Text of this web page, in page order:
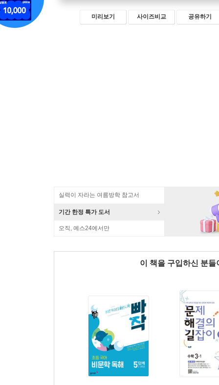
미리보기 사이즈비교 공유하기
실력이 자라는 여름방학 참고서
기간 한정 특가 도서
오직, 예스24에서만
이 책을 구입하신 분